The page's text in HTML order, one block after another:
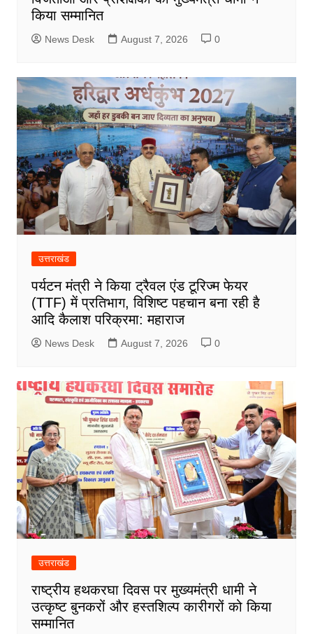
किया सम्मानित
News Desk August 7, 2026 0
उत्तराखंड
पर्यटन मंत्री ने किया ट्रैवल एंड टूरिज्म फेयर
(TTF) में प्रतिभाग, विशिष्ट पहचान बना रही है
आदि कैलाश परिक्रमा: महाराज
News Desk August 7, 2026 0
उत्तराखंड
राष्ट्रीय हथकरघा दिवस पर मुख्यमंत्री धामी ने
उत्कृष्ट बुनकरों और हस्तशिल्प कारीगरों को किया
सम्मानित